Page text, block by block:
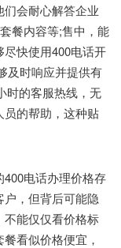
会耐心解答企业
餐内容等;售中，能
快使用400电话开
及时响应并提供有
时的客服热线，无
的帮助，这种贴
电话办理价格存
，但背后可能隐
能仅仅看价格标
看似价格便宜，